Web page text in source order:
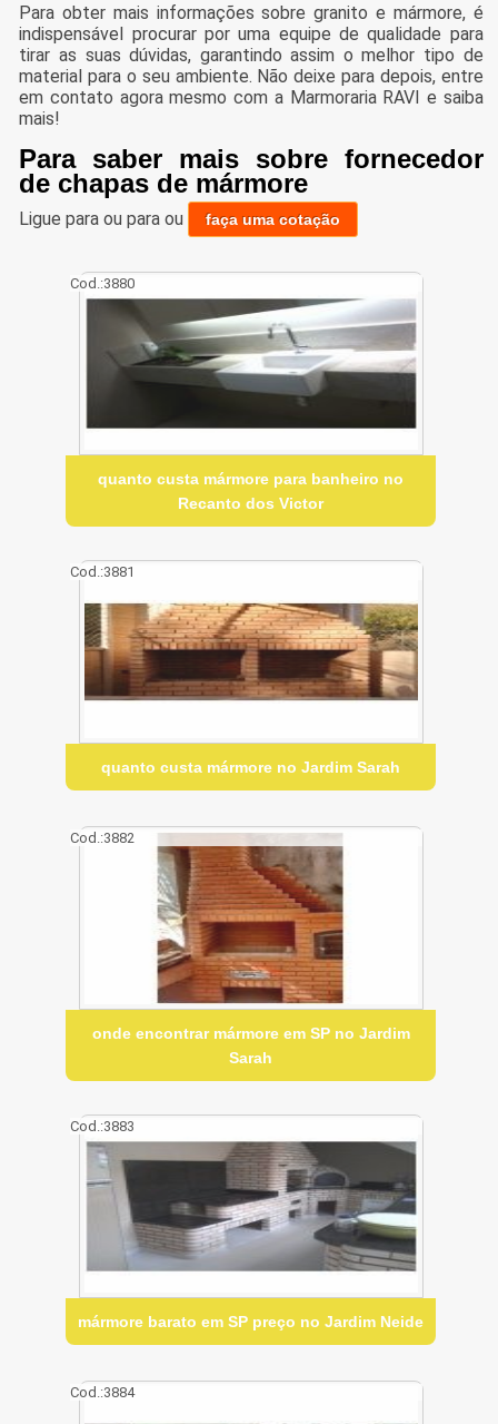
Para obter mais informações sobre granito e mármore, é
indispensável procurar por uma equipe de qualidade para
tirar as suas dúvidas, garantindo assim o melhor tipo de
material para o seu ambiente. Não deixe para depois, entre
em contato agora mesmo com a Marmoraria RAVI e saiba
mais!
Para saber mais sobre fornecedor
de chapas de mármore
Ligue paraou paraou faça uma cotação
Cod.:3880
quanto custa mármore para banheiro no
Recanto dos Victor
Cod.:3881
quanto custa mármore no Jardim Sarah
Cod.:3882
onde encontrar mármore em SP no Jardim
Sarah
Cod.:3883
mármore barato em SP preço no Jardim Neide
Cod.:3884